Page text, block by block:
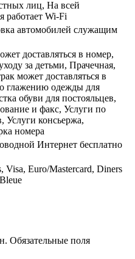
лиц, На всей
работает Wi-Fi
автомобилей служащим
доставляться в номер,
за детьми, Прачечная,
может доставляться в
глажению одежды для
обуви для постояльцев,
и факс, Услуги по
Услуги консьержа,
номера
Интернет бесплатно
Visa, Euro/Mastercard, Diners
Обязательные поля